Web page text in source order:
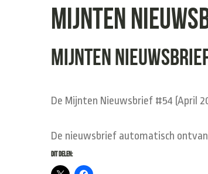
Mijnten
Mijnten
De Mijnten Nieuwsbrief #54 (April
De nieuwsbrief automatisch
Dit delen: